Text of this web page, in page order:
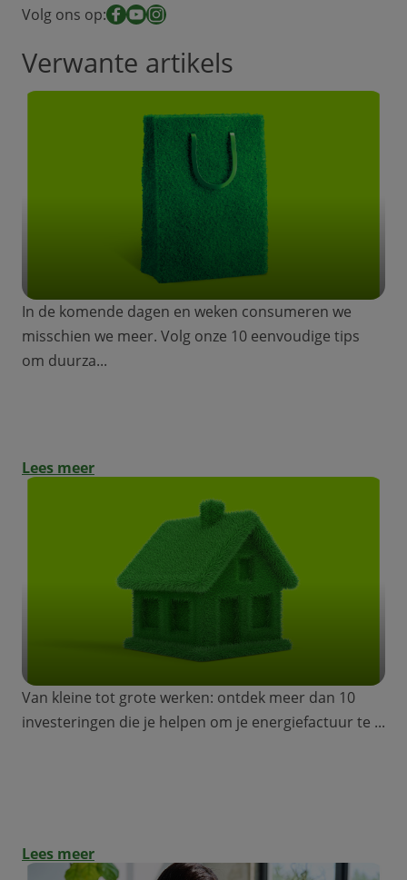
Volg ons op:Facebook
YouTube
Instagram
Verwante artikels
In de komende dagen en weken consumeren we
misschien we meer. Volg onze 10 eenvoudige tips
om duurza...
Lees meer
Van kleine tot grote werken: ontdek meer dan 10
investeringen die je helpen om je energiefactuur te ...
Lees meer